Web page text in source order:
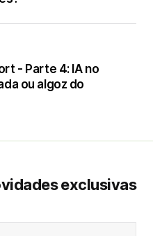
- Parte 4: IA no
ou algoz do
exclusivas